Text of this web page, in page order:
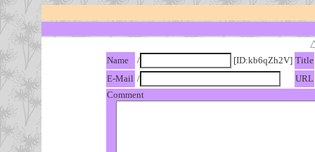
Name
/ [ID:kb6qZh2V] Title
E-Mail /
URL
Comment